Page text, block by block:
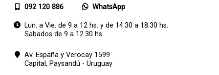
092 120 886 WhatsApp
Lun. a Vie. de 9 a 12 hs. y de 14.30 a 18.30 hs.
Sabados de 9 a 12.30 hs.
Av. España y Verocay 1599
Capital, Paysandú - Uruguay